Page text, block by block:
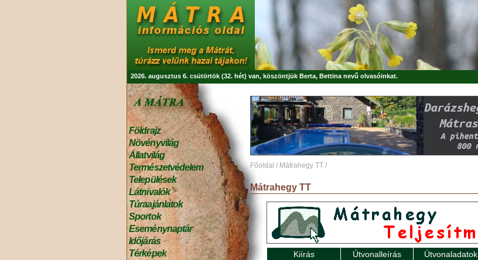
2026. augusztus 6. csütörtök (32. hét) van, köszöntjük Berta, Bettina nevű olvasóinkat.
Földrajz
Növényvilág
Állatvilág
Természetvédelem
Települések
Látnivalók
Túraajánlatok
Sportok
Eseménynaptár
Időjárás
Térképek
Főoldal / Mátrahegy TT /
Mátrahegy TT
Kiírás Útvonalleírás Útvonaladatok